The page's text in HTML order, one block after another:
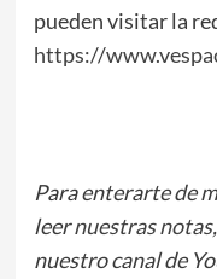
pueden visitar la
https://
Para enterarte de
leernuestras notas
nuestro canal de